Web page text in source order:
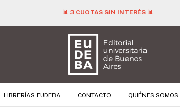
📊 3 CUOTAS SIN INTERÉS 📊
LIBRERÍAS EUDEBA CONTACTO QUIÉNES SOMOS